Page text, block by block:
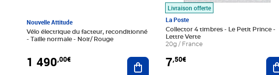
Nouvelle Attitude
Vélo électrique du facteur, reconditionné
- Taille normale - Noir/ Rouge
1 490,00€ Ajouter au panier
Livraison offerte
La Poste
Collector 4 timbres - Le Petit Prince -
Lettre Verte
20g / France
7,50€